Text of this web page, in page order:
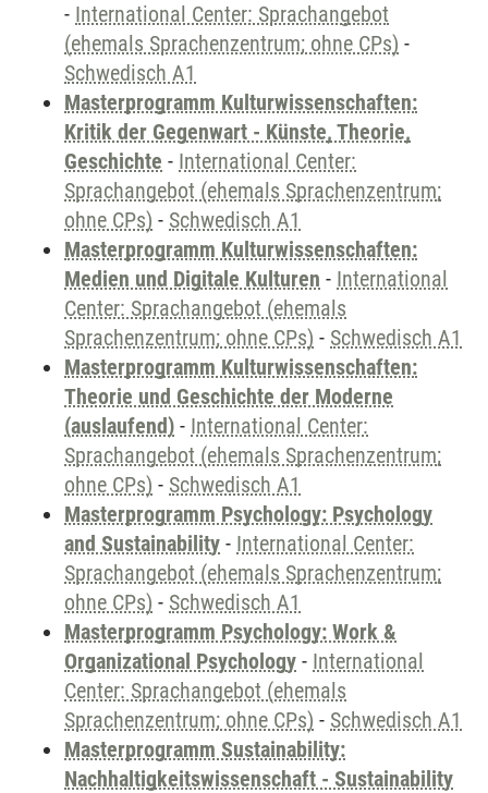
- International Center: Sprachangebot
(ehemals Sprachenzentrum; ohne CPs) -
Schwedisch A1
Masterprogramm Kulturwissenschaften:
Kritik der Gegenwart - Künste, Theorie,
Geschichte - International Center:
Sprachangebot (ehemals Sprachenzentrum;
ohne CPs) - Schwedisch A1
Masterprogramm Kulturwissenschaften:
Medien und Digitale Kulturen - International
Center: Sprachangebot (ehemals
Sprachenzentrum; ohne CPs) - Schwedisch A1
Masterprogramm Kulturwissenschaften:
Theorie und Geschichte der Moderne
(auslaufend) - International Center:
Sprachangebot (ehemals Sprachenzentrum;
ohne CPs) - Schwedisch A1
Masterprogramm Psychology: Psychology
and Sustainability - International Center:
Sprachangebot (ehemals Sprachenzentrum;
ohne CPs) - Schwedisch A1
Masterprogramm Psychology: Work &
Organizational Psychology - International
Center: Sprachangebot (ehemals
Sprachenzentrum; ohne CPs) - Schwedisch A1
Masterprogramm Sustainability:
Nachhaltigkeitswissenschaft - Sustainability